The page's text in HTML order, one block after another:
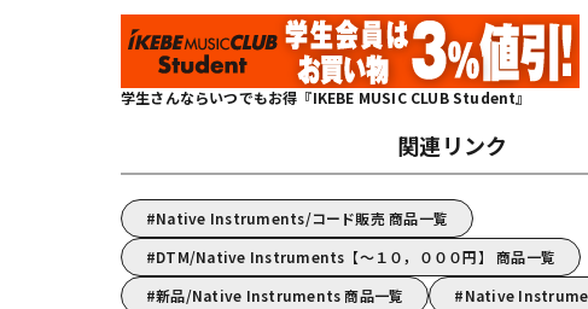
学生さんならいつでもお得『IKEBE MUSIC CLUB Student』
関連リンク
Native Instruments/コード販売 商品一覧
DTM/Native Instruments【～１０，０００円】 商品一覧
新品/Native Instruments 商品一覧
Native